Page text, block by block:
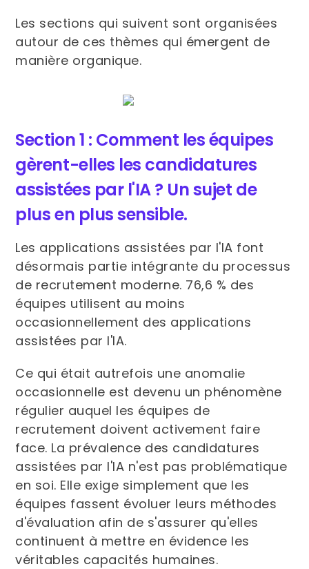
Les sections qui suivent sont organisées
autour de ces thèmes qui émergent de
manière organique.
Section 1 : Comment les équipes
gèrent-elles les candidatures
assistées par l'IA ? Un sujet de
plus en plus sensible.
Les applications assistées par l'IA font
désormais partie intégrante du processus
de recrutement moderne. 76,6 % des
équipes utilisent au moins
occasionnellement des applications
assistées par l'IA.
Ce qui était autrefois une anomalie
occasionnelle est devenu un phénomène
régulier auquel les équipes de
recrutement doivent activement faire
face. La prévalence des candidatures
assistées par l'IA n'est pas problématique
en soi. Elle exige simplement que les
équipes fassent évoluer leurs méthodes
d'évaluation afin de s'assurer qu'elles
continuent à mettre en évidence les
véritables capacités humaines.